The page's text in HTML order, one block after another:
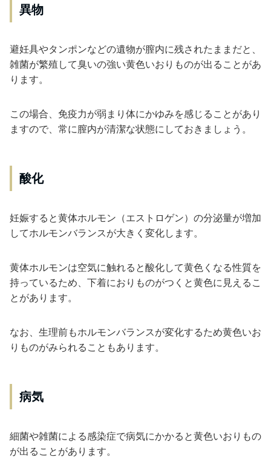
異物
避妊具やタンポンなどの遺物が膣内に残されたままだと、
雑菌が繁殖して臭いの強い黄色いおりものが出ることがあ
ります。
この場合、免疫力が弱まり体にかゆみを感じることがあり
ますので、常に膣内が清潔な状態にしておきましょう。
酸化
妊娠すると黄体ホルモン（エストロゲン）の分泌量が増加
してホルモンバランスが大きく変化します。
黄体ホルモンは空気に触れると酸化して黄色くなる性質を
持っているため、下着におりものがつくと黄色に見えるこ
とがあります。
なお、生理前もホルモンバランスが変化するため黄色いお
りものがみられることもあります。
病気
細菌や雑菌による感染症で病気にかかると黄色いおりもの
が出ることがあります。